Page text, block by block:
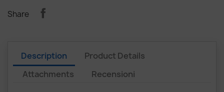
Share
Description
Product Details
Attachments
Recensioni